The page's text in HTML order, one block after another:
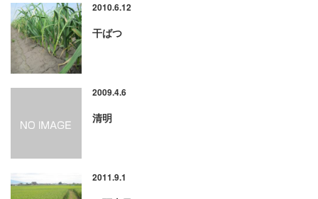
2010.6.12
干ばつ
2009.4.6
清明
2011.9.1